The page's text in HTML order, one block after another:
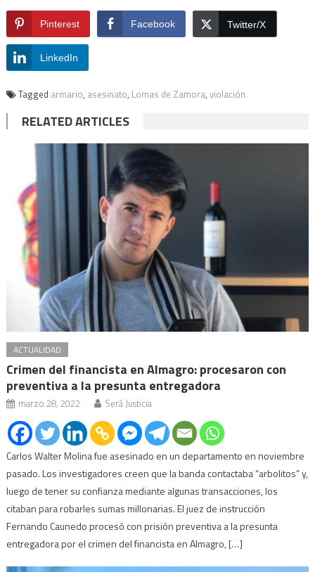
Pinterest Facebook Twitter/X
LinkedIn
Tagged armario, asesinato, Lomas de Zamora, violación
RELATED ARTICLES
ACTUALIDAD
Crimen del financista en Almagro: procesaron con
preventiva a la presunta entregadora
marzo 28, 2022 Será Justicia
Carlos Walter Molina fue asesinado en un departamento en noviembre
pasado. Los investigadores creen que la banda contactaba “arbolitos” y,
luego de tener su confianza mediante algunas transacciones, los
citaban para robarles sumas millonarias. El juez de instrucción
Fernando Caunedo procesó con prisión preventiva a la presunta
entregadora por el crimen del financista en Almagro, […]